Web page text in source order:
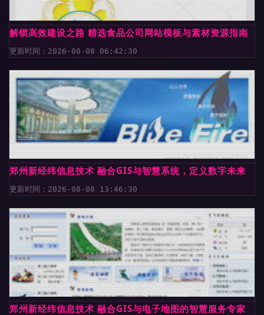
解锁高效建设之路 精选食品公司网站模板与素材资源指南
更新时间：2026-08-08 06:42:30
郑州新经纬信息技术 融合GIS与智慧系统，定义数字未来
更新时间：2026-08-08 13:46:30
郑州新经纬信息技术 融合GIS与电子地图的智慧服务专家